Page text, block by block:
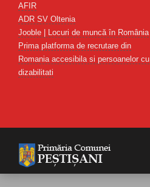
AFIR
ADR SV Oltenia
Jooble | Locuri de muncă în România
Prima platforma de recrutare din
Romania accesibila si persoanelor cu
dizabilitati